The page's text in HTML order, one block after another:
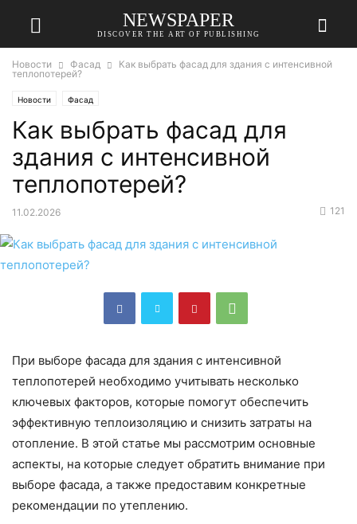
NEWSPAPER
DISCOVER THE ART OF PUBLISHING
Новости Фасад
Как выбрать фасад для здания с интенсивной
теплопотерей?
Новости Фасад
Как выбрать фасад для
здания с интенсивной
теплопотерей?
11.02.2026 121
При выборе фасада для здания с интенсивной
теплопотерей необходимо учитывать несколько
ключевых факторов, которые помогут обеспечить
эффективную теплоизоляцию и снизить затраты на
отопление. В этой статье мы рассмотрим основные
аспекты, на которые следует обратить внимание при
выборе фасада, а также предоставим конкретные
рекомендации по утеплению.